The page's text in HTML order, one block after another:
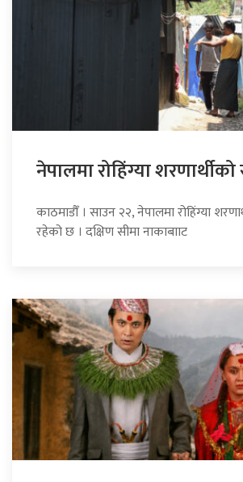
नेपालमा रोहिंग्या
काठमाडौँ । साउन २२, नेपालमा रोहिंग्या
रहेको छ । दक्षिण सीमा नाकाबााट